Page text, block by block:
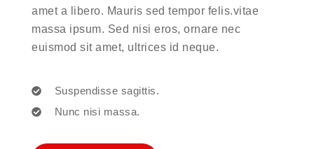
amet a libero. Mauris sed tempor felis.vitae
massa ipsum. Sed nisi eros, ornare nec
euismod sit amet, ultrices id neque.
Suspendisse sagittis.
Nunc nisi massa.